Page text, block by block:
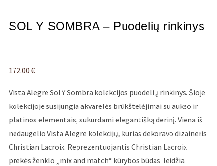
SOL Y SOMBRA – Puodelių rinkinys
172.00€
Vista Alegre Sol Y Sombra kolekcijos puodelių rinkinys. Šioje
kolekcijoje susijungia akvarelės brūkštelėjimai su aukso ir
platinos elementais, sukurdami elegantišką derinį. Viena iš
nedaugelio Vista Alegre kolekcijų, kurias dekoravo dizaineris
Christian Lacroix. Reprezentuojantis Christian Lacroix
prekės ženklo „mix and match“ kūrybos būdas leidžia